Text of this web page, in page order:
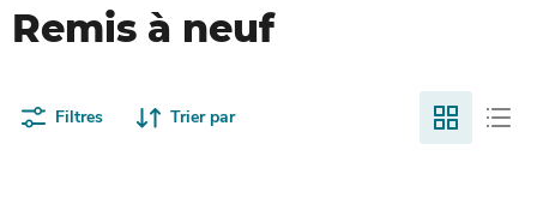
Remis à neuf
Filtres Trier par